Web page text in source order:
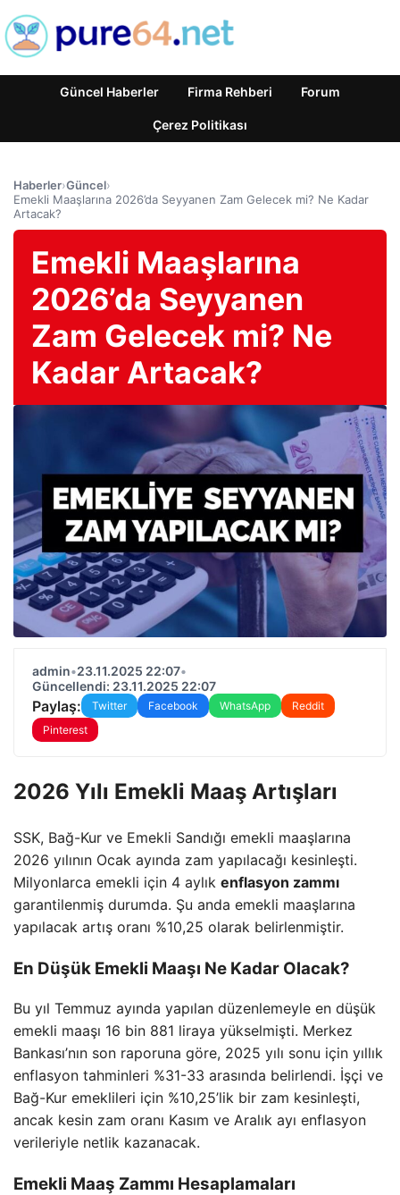
Güncel Haberler Firma Rehberi Forum
Çerez Politikası
Haberler›Güncel›
Emekli Maaşlarına 2026’da Seyyanen Zam Gelecek mi? Ne Kadar
Artacak?
Emekli Maaşlarına
2026’da Seyyanen
Zam Gelecek mi? Ne
Kadar Artacak?
admin•23.11.2025 22:07•
Güncellendi: 23.11.2025 22:07
Paylaş: Twitter Facebook WhatsApp
Reddit
Pinterest
2026 Yılı Emekli Maaş Artışları
SSK, Bağ-Kur ve Emekli Sandığı emekli maaşlarına
2026 yılının Ocak ayında zam yapılacağı kesinleşti.
Milyonlarca emekli için 4 aylık enflasyon zammı
garantilenmiş durumda. Şu anda emekli maaşlarına
yapılacak artış oranı %10,25 olarak belirlenmiştir.
En Düşük Emekli Maaşı Ne Kadar Olacak?
Bu yıl Temmuz ayında yapılan düzenlemeyle en düşük
emekli maaşı 16 bin 881 liraya yükselmişti. Merkez
Bankası’nın son raporuna göre, 2025 yılı sonu için yıllık
enflasyon tahminleri %31-33 arasında belirlendi. İşçi ve
Bağ-Kur emeklileri için %10,25’lik bir zam kesinleşti,
ancak kesin zam oranı Kasım ve Aralık ayı enflasyon
verileriyle netlik kazanacak.
Emekli Maaş Zammı Hesaplamaları